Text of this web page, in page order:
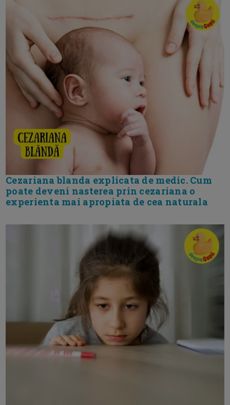
Cezariana blanda explicata de medic. Cum
poate deveni nasterea prin cezariana o
experienta mai apropiata de cea naturala